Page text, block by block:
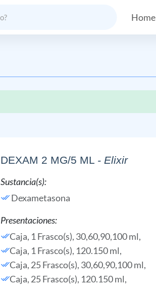
Home
DEXAM 2 MG/5 ML - Elixir
Sustancia(s):
Dexametasona
Presentaciones:
Caja, 1 Frasco(s), 30,60,90,100 ml,
Caja, 1 Frasco(s), 120.150 ml,
Caja, 25 Frasco(s), 30,60,90,100 ml,
Caja, 25 Frasco(s), 120.150 ml,